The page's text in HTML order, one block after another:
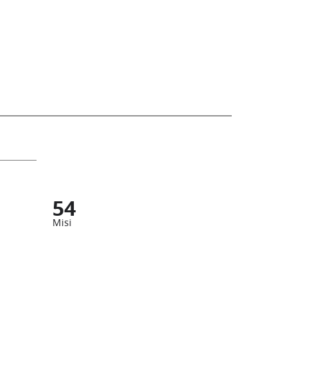
54
Misi